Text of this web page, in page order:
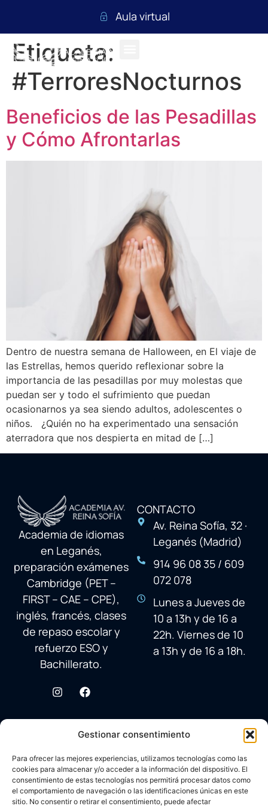
Gestionar consentimiento
Para ofrecer las mejores experiencias, utilizamos tecnologías como las
cookies para almacenar y/o acceder a la información del dispositivo. El
consentimiento de estas tecnologías nos permitirá procesar datos como
el comportamiento de navegación o las identificaciones únicas en este
sitio. No consentir o retirar el consentimiento, puede afectar
Aula virtual
Etiqueta:
#TerroresNocturnos
Beneficios de las Pesadillas
y Cómo Afrontarlas
Dentro de nuestra semana de Halloween, en El viaje de
las Estrellas, hemos querido reflexionar sobre la
importancia de las pesadillas por muy molestas que
puedan ser y todo el sufrimiento que puedan
ocasionarnos ya sea siendo adultos, adolescentes o
niños. ¿Quién no ha experimentado una sensación
aterradora que nos despierta en mitad de […]
Academia de idiomas
en Leganés,
preparación exámenes
Cambridge (PET –
FIRST – CAE – CPE),
inglés, francés, clases
de repaso escolar y
refuerzo ESO y
Bachillerato.
CONTACTO
Av. Reina Sofía, 32 ·
Leganés (Madrid)
914 96 08 35 / 609
072 078
Lunes a Jueves de
10 a 13h y de 16 a
22h. Viernes de 10
a 13h y de 16 a 18h.